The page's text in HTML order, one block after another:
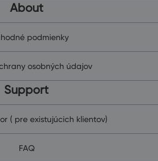
About
podmienky
osobných údajov
Support
( pre existujúcich klientov)
FAQ